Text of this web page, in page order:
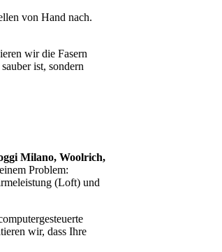
von Hand nach.
wir die Fasern
ist, sondern
Milano, Woolrich,
Problem:
(Loft) und
wir, dass Ihre